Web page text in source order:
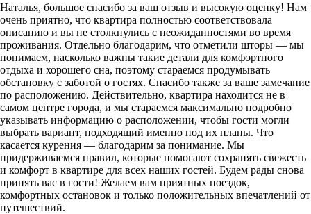
Наталья, большое спасибо за ваш отзыв и высокую оценку! Нам
очень приятно, что квартира полностью соответствовала
описанию и вы не столкнулись с неожиданностями во время
проживания. Отдельно благодарим, что отметили шторы — мы
понимаем, насколько важны такие детали для комфортного
отдыха и хорошего сна, поэтому стараемся продумывать
обстановку с заботой о гостях. Спасибо также за ваше замечание
по расположению. Действительно, квартира находится не в
самом центре города, и мы стараемся максимально подробно
указывать информацию о расположении, чтобы гости могли
выбрать вариант, подходящий именно под их планы. Что
касается курения — благодарим за понимание. Мы
придерживаемся правил, которые помогают сохранять свежесть
и комфорт в квартире для всех наших гостей. Будем рады снова
принять вас в гости! Желаем вам приятных поездок,
комфортных остановок и только положительных впечатлений от
путешествий.